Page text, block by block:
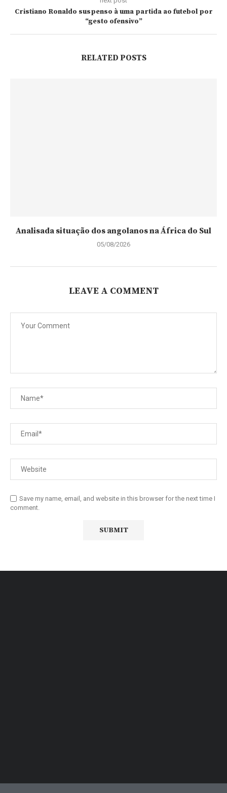
Cristiano Ronaldo suspenso à uma partida ao futebol por
“gesto ofensivo”
RELATED POSTS
Analisada situação dos angolanos na África do Sul
05/08/2026
LEAVE A COMMENT
Save my name, email, and website in this browser for the next time I
comment.